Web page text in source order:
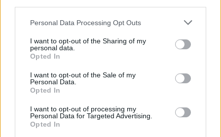
Personal Data Processing Opt Outs
I want to opt-out of the Sharing of my
personal data.
Opted In
I want to opt-out of the Sale of my
Personal Data.
Opted In
I want to opt-out of processing my
Personal Data for Targeted Advertising.
Opted In
Εκεί, θα αναλύσει τους λόγους που τον οδηγούν
μακριά απ’ την Μπαρτσελόνα, ενώ ταυτόχρονα
είναι πιθανό να αποκαλύψει και που θα συνεχίσει
την καριέρα του.